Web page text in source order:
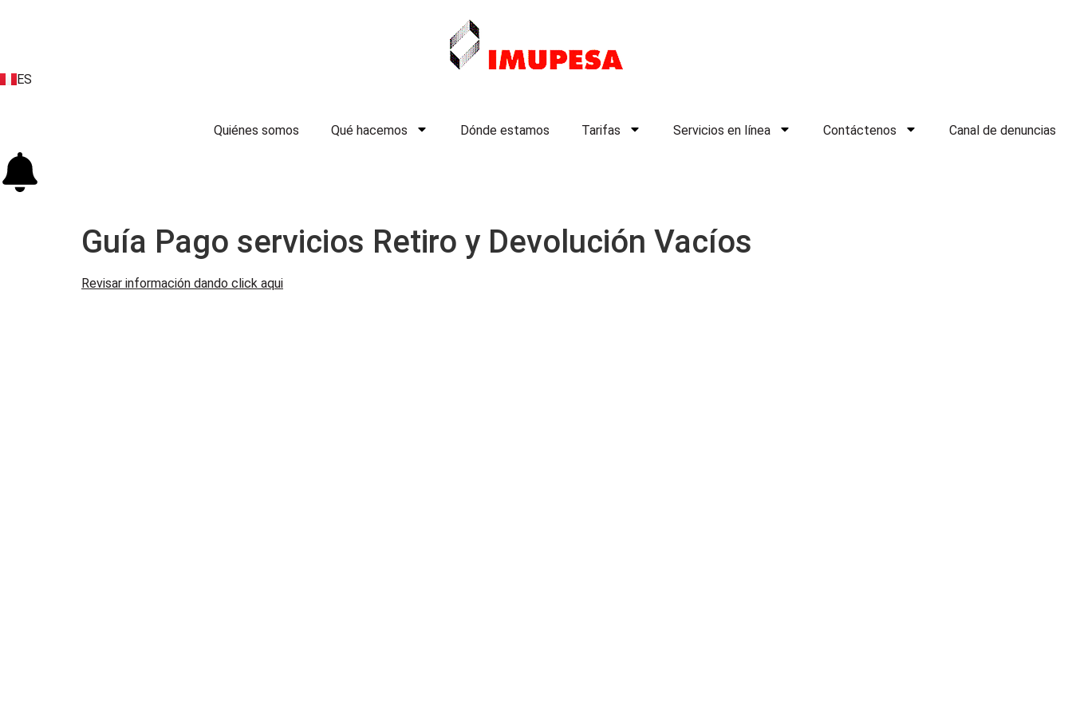
ES
EN
Quiénes somos Qué hacemos Dónde estamos Tarifas Servicios en línea Contáctenos Canal de denuncias
Guía Pago servicios Retiro y Devolución Vacíos
Revisar información dando click aqui